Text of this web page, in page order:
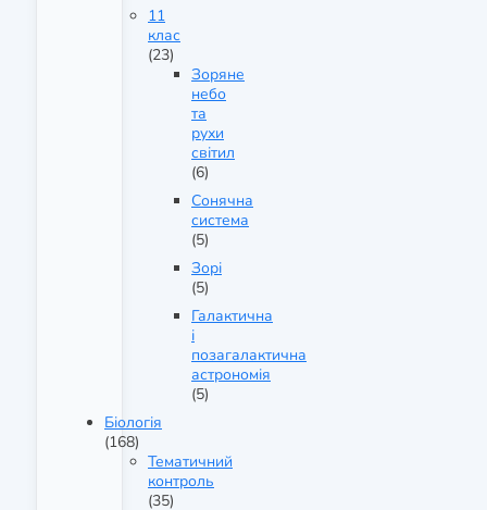
11
клас
(23)
Зоряне
небо
та
рухи
світил
(6)
Сонячна
система
(5)
Зорі
(5)
Галактична
і
позагалактична
астрономія
(5)
Біологія
(168)
Тематичний
контроль
(35)